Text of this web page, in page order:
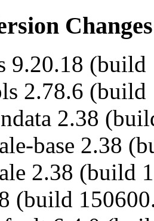
Changes
9.20.18 (build
2.78.6 (build
2.38
base 2.38
2.38 (build
(build